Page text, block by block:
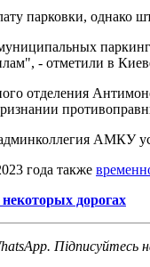
парковки,
- отметили в
отделения
АМКУ
года также
дорогах
Підписуйтесь